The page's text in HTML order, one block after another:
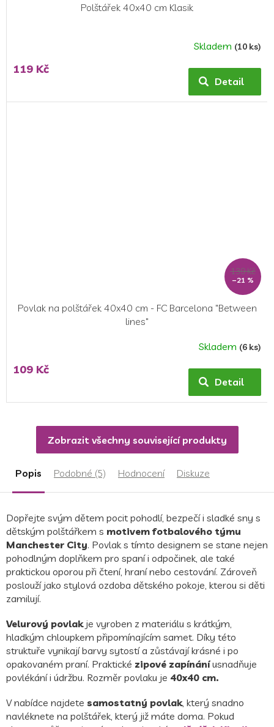
Polštářek 40x40 cm Klasik
hodnocení
produktu
5,0
Skladem (10 ks)
119 Kč
Detail
139 Kč
–21 %
Povlak na polštářek 40x40 cm - FC Barcelona "Between
lines"
Skladem (6 ks)
109 Kč
Detail
Zobrazit všechny související produkty
Popis Podobné (5) Hodnocení Diskuze
Dopřejte svým dětem pocit pohodlí, bezpečí i sladké sny s
dětským polštářkem s motivem fotbalového týmu
Manchester City. Povlak s tímto designem se stane nejen
pohodlným doplňkem pro spaní i odpočinek, ale také
praktickou oporou při čtení, hraní nebo cestování. Zároveň
poslouží jako stylová ozdoba dětského pokoje, kterou si děti
zamilují.
Velurový povlakje vyroben z materiálu s krátkým,
hladkým chloupkem připomínajícím samet. Díky této
struktuře vynikají barvy sytostí a zůstávají krásné i po
opakovaném praní. Praktické zipové zapínáníusnadňuje
povlékání i údržbu. Rozměr povlaku je 40x40 cm.
V nabídce najdete samostatný povlak, který snadno
navléknete na polštářek, který již máte doma. Pokud